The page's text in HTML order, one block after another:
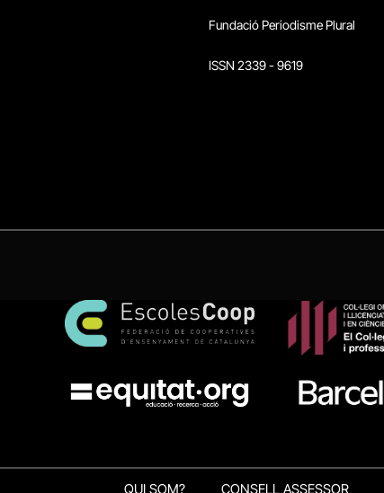
Fundació Periodisme Plural
ISSN 2339 - 9619
QUI SOM? CONSELL ASSESSOR